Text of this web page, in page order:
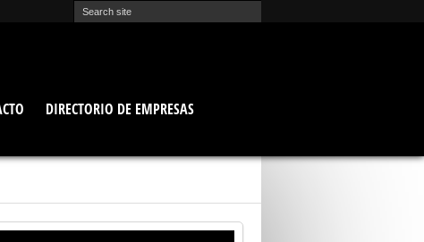
DIRECTORIO DE EMPRESAS